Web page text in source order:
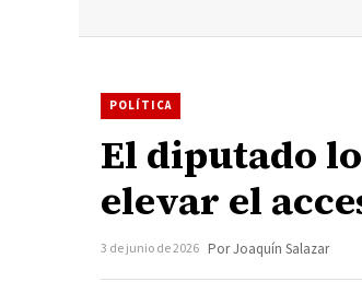
POLÍTICA
El diputado
elevar el
3 de junio de 2026 Por Joaquín Salazar